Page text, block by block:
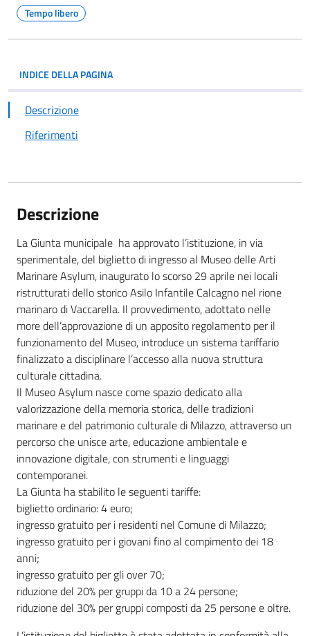
Tempo libero
INDICE DELLA PAGINA
Descrizione
Riferimenti
Descrizione
La Giunta municipale ha approvato l’istituzione, in via
sperimentale, del biglietto di ingresso al Museo delle Arti
Marinare Asylum, inaugurato lo scorso 29 aprile nei locali
ristrutturati dello storico Asilo Infantile Calcagno nel rione
marinaro di Vaccarella. Il provvedimento, adottato nelle
more dell’approvazione di un apposito regolamento per il
funzionamento del Museo, introduce un sistema tariffario
finalizzato a disciplinare l’accesso alla nuova struttura
culturale cittadina.
Il Museo Asylum nasce come spazio dedicato alla
valorizzazione della memoria storica, delle tradizioni
marinare e del patrimonio culturale di Milazzo, attraverso un
percorso che unisce arte, educazione ambientale e
innovazione digitale, con strumenti e linguaggi
contemporanei.
La Giunta ha stabilito le seguenti tariffe:
biglietto ordinario: 4 euro;
ingresso gratuito per i residenti nel Comune di Milazzo;
ingresso gratuito per i giovani fino al compimento dei 18
anni;
ingresso gratuito per gli over 70;
riduzione del 20% per gruppi da 10 a 24 persone;
riduzione del 30% per gruppi composti da 25 persone e oltre.